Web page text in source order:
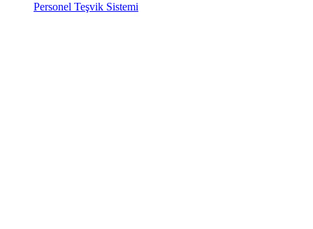
Personel Teşvik Sistemi